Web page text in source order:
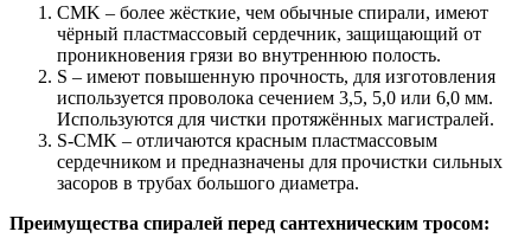
CMK – более жёсткие, чем обычные спирали, имеют
чёрный пластмассовый сердечник, защищающий от
проникновения грязи во внутреннюю полость.
S – имеют повышенную прочность, для изготовления
используется проволока сечением 3,5, 5,0 или 6,0 мм.
Используются для чистки протяжённых магистралей.
S-CMK – отличаются красным пластмассовым
сердечником и предназначены для прочистки сильных
засоров в трубах большого диаметра.
Преимущества спиралей перед сантехническим тросом: